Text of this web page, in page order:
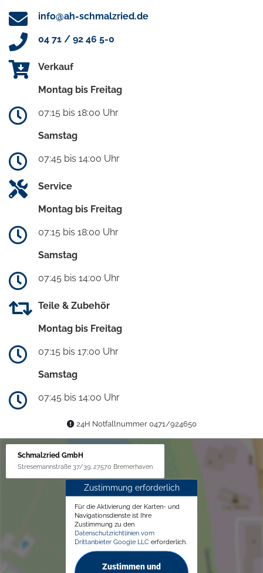
info@ah-schmalzried.de
04 71 / 92 46 5-0
Verkauf
Montag bis Freitag
07:15 bis 18:00 Uhr
Samstag
07:45 bis 14:00 Uhr
Service
Montag bis Freitag
07:15 bis 18:00 Uhr
Samstag
07:45 bis 14:00 Uhr
Teile & Zubehör
Montag bis Freitag
07:15 bis 17:00 Uhr
Samstag
07:45 bis 14:00 Uhr
24H Notfallnummer 0471/924650
Schmalzried GmbH
Stresemannstraße 37/39, 27570 Bremerhaven
Zustimmung erforderlich
Für die Aktivierung der Karten- und
Navigationsdienste ist Ihre
Zustimmung zu den
Datenschutzrichtlinien vom
Drittanbieter Google LLC erforderlich.
Zustimmen und